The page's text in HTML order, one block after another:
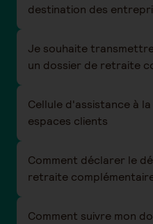
destination des
Je souhaite
un dossier de retraite
Cellule d'assistance à
espaces clients
Comment déclarer le
retraite
Comment suivre mon